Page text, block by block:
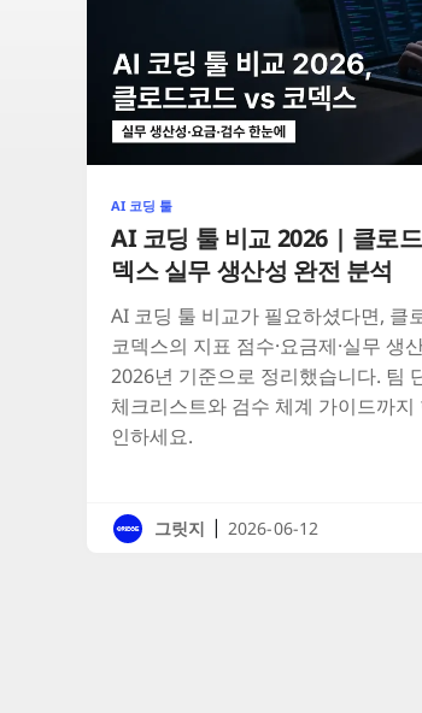
AI 코딩 툴
AI 코딩 툴 비교 2026 | 클로
덱스 실무 생산성 완전 분석
AI 코딩 툴 비교가 필요하셨다면, 클
코덱스의 지표 점수·요금제·실무 생
2026년 기준으로 정리했습니다. 팀
체크리스트와 검수 체계 가이드까지
인하세요.
그릿지 | 2026-06-12